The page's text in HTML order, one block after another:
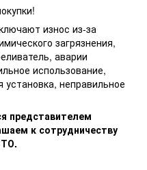
износ из-за
загрязнения,
аварии
использование,
установка, неправильное
представителем
к сотрудничеству